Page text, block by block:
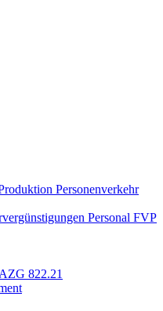
Personenverkehr
Personal FVP
822.21